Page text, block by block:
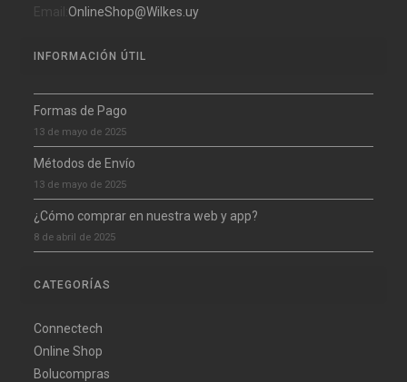
Email:OnlineShop@Wilkes.uy
INFORMACIÓN ÚTIL
Formas de Pago
13 de mayo de 2025
Métodos de Envío
13 de mayo de 2025
¿Cómo comprar en nuestra web y app?
8 de abril de 2025
CATEGORÍAS
Connectech
Online Shop
Bolucompras